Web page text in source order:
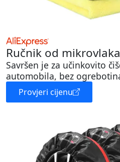
Ručnik od
Savršen je za učinkovito
automobila, bez
Provjeri cijenu